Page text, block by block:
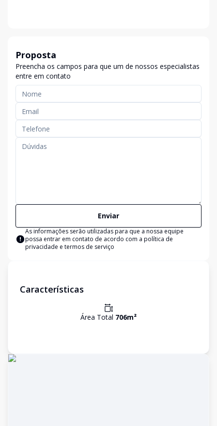
Proposta
Preencha os campos para que um de nossos especialistas
entre em contato
Enviar
As informações serão utilizadas para que a nossa equipe
possa entrar em contato de acordo com a política de
privacidade e termos de serviço
Características
Área Total 706m²